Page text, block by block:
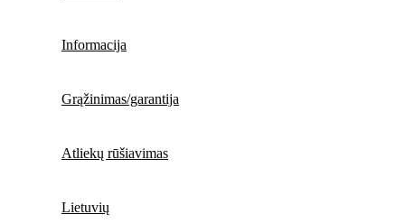
Informacija
Grąžinimas/garantija
Atliekų rūšiavimas
Lietuvių